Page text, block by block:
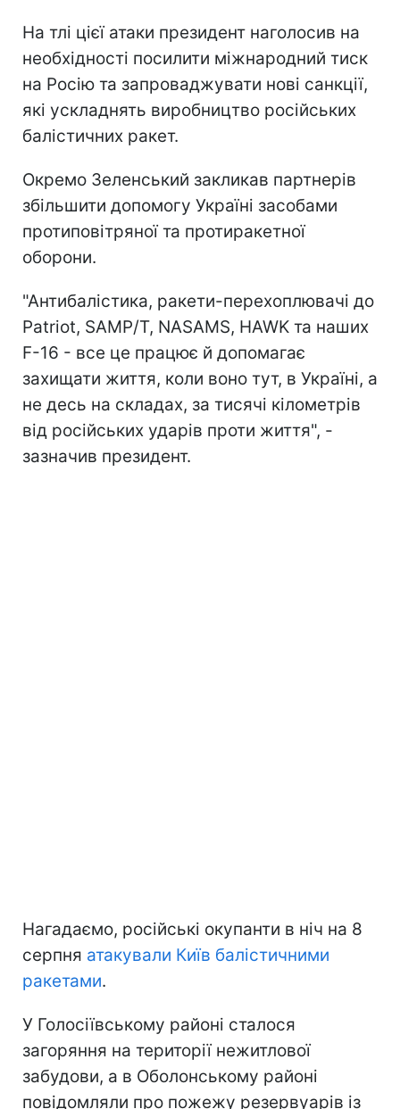
На тлі цієї атаки президент наголосив на
необхідності посилити міжнародний тиск
на Росію та запроваджувати нові санкції,
які ускладнять виробництво російських
балістичних ракет.
Окремо Зеленський закликав партнерів
збільшити допомогу Україні засобами
протиповітряної та протиракетної
оборони.
"Антибалістика, ракети-перехоплювачі до
Patriot, SAMP/T, NASAMS, HAWK та наших
F-16 - все це працює й допомагає
захищати життя, коли воно тут, в Україні, а
не десь на складах, за тисячі кілометрів
від російських ударів проти життя", -
зазначив президент.
Нагадаємо, російські окупанти в ніч на 8
серпня атакували Київ балістичними
ракетами.
У Голосіївському районі сталося
загоряння на території нежитлової
забудови, а в Оболонському районі
повідомляли про пожежу резервуарів із